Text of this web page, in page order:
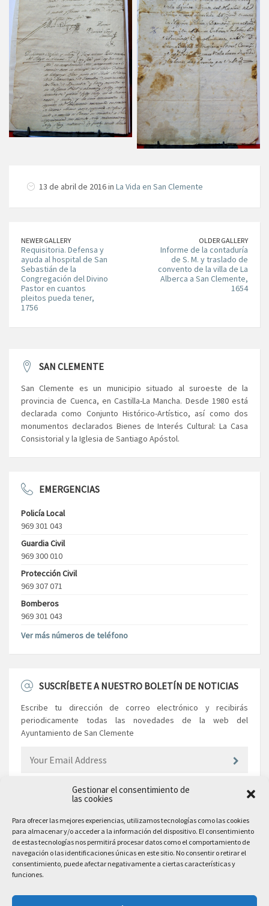
Gestionar el consentimiento de
las cookies
Para ofrecer las mejores experiencias, utilizamos tecnologías como las cookies
para almacenar y/o acceder a la información del dispositivo. El consentimiento
de estas tecnologías nos permitirá procesar datos como el comportamiento de
navegación o las identificaciones únicas en este sitio. No consentir o retirar el
consentimiento, puede afectar negativamente a ciertas características y
funciones.
13 de abril de 2016 in La Vida en San Clemente
NEWER GALLERY
Requisitoria. Defensa y
ayuda al hospital de San
Sebastián de la
Congregación del Divino
Pastor en cuantos
pleitos pueda tener,
1756
OLDER GALLERY
Informe de la contaduría
de S. M. y traslado de
convento de la villa de La
Alberca a San Clemente,
1654
SAN CLEMENTE
San Clemente es un municipio situado al suroeste de la
provincia de Cuenca, en Castilla-La Mancha. Desde 1980 está
declarada como Conjunto Histórico-Artístico, así como dos
monumentos declarados Bienes de Interés Cultural: La Casa
Consistorial y la Iglesia de Santiago Apóstol.
EMERGENCIAS
Policía Local
969 301 043
Guardia Civil
969 300 010
Protección Civil
969 307 071
Bomberos
969 301 043
Ver más números de teléfono
SUSCRÍBETE A NUESTRO BOLETÍN DE NOTICIAS
Escribe tu dirección de correo electrónico y recibirás
periodicamente todas las novedades de la web del
Ayuntamiento de San Clemente
EL AYUNTAMIENTO
Plaza Mayor, 10
San Clemente, 16600, Cuenca
Teléfono: 969 300 003
Email Comunicación y Publicidad: